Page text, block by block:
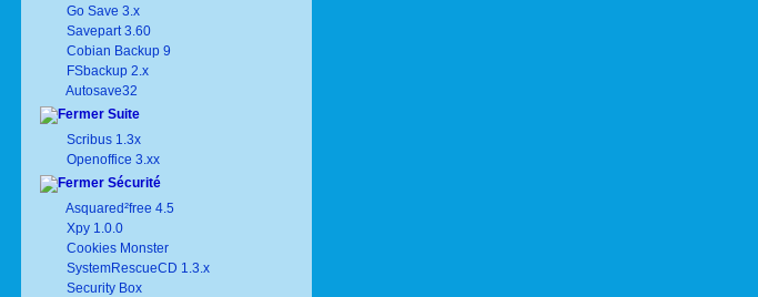
Go Save 3.x
Savepart 3.60
Cobian Backup 9
FSbackup 2.x
Autosave32
Suite
Scribus 1.3x
Openoffice 3.xx
Sécurité
Asquared²free 4.5
Xpy 1.0.0
Cookies Monster
SystemRescueCD 1.3.x
Security Box